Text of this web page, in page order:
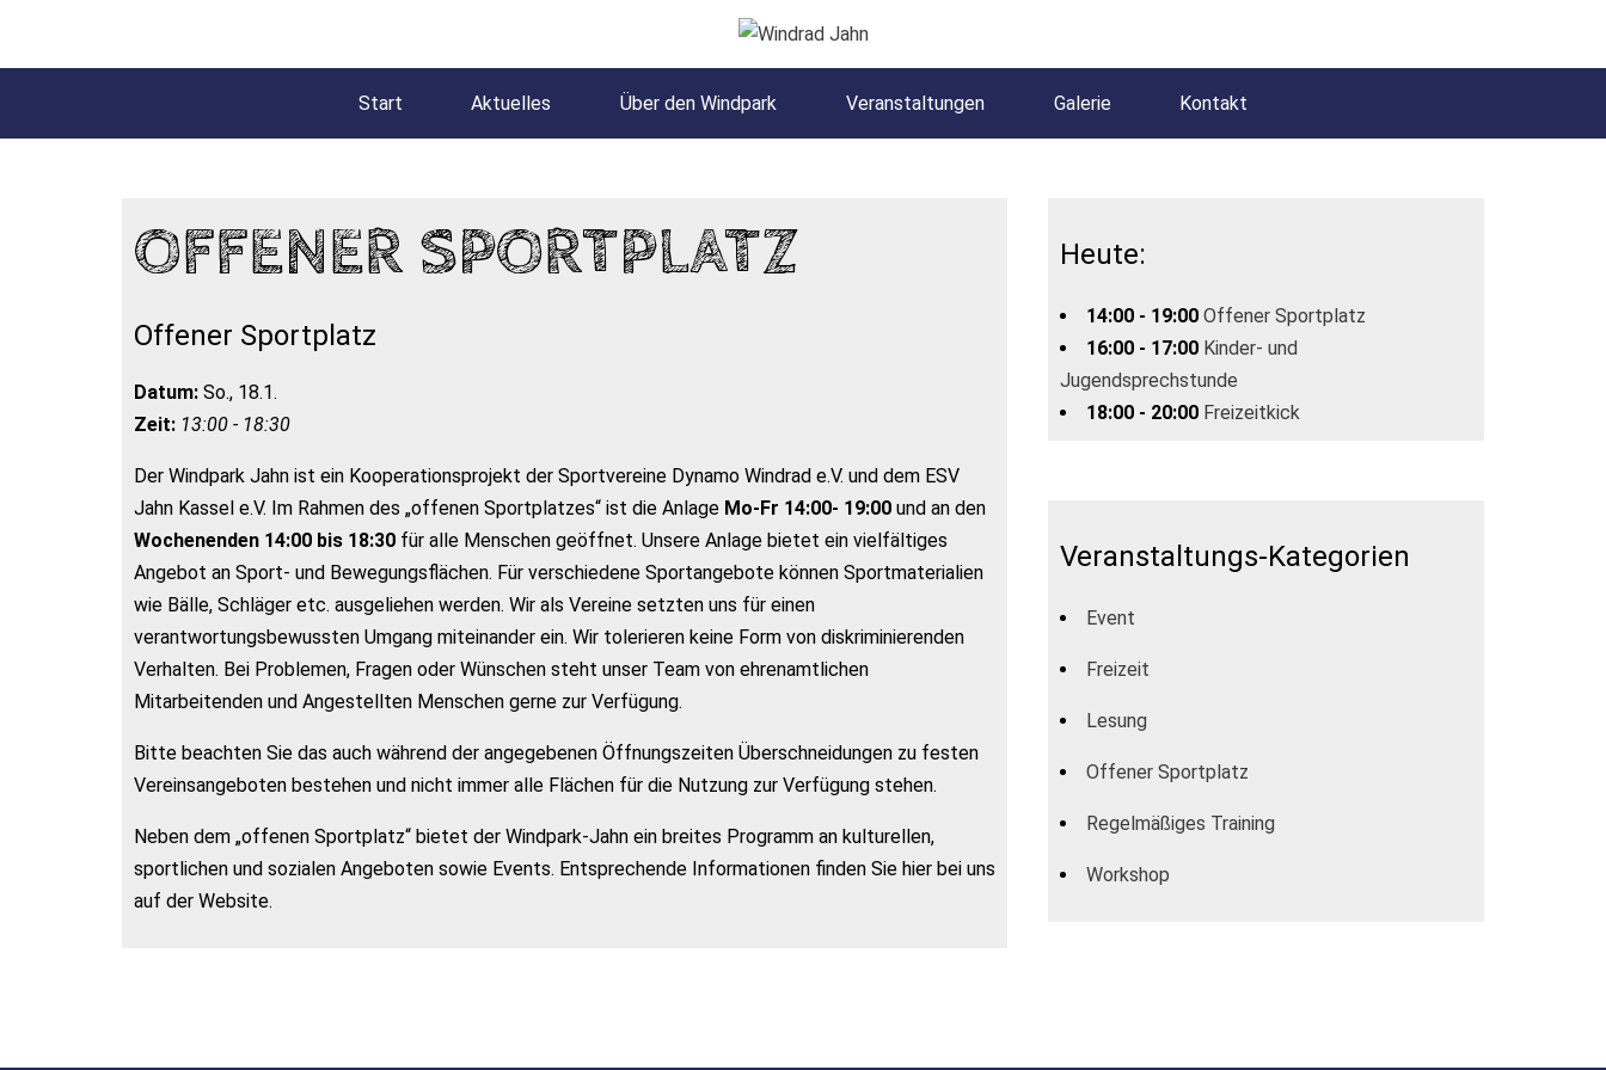
Start Aktuelles Über den Windpark Veranstaltungen Galerie Kontakt
OFFENER SPORTPLATZ
Offener Sportplatz
Datum: So., 18.1.
Zeit: 13:00 - 18:30
Der Windpark Jahn ist ein Kooperationsprojekt der Sportvereine Dynamo Windrad e.V. und dem ESV
Jahn Kassel e.V. Im Rahmen des „offenen Sportplatzes“ ist die Anlage Mo-Fr 14:00- 19:00 und an den
Wochenenden 14:00 bis 18:30 für alle Menschen geöffnet. Unsere Anlage bietet ein vielfältiges
Angebot an Sport- und Bewegungsflächen. Für verschiedene Sportangebote können Sportmaterialien
wie Bälle, Schläger etc. ausgeliehen werden. Wir als Vereine setzten uns für einen
verantwortungsbewussten Umgang miteinander ein. Wir tolerieren keine Form von diskriminierenden
Verhalten. Bei Problemen, Fragen oder Wünschen steht unser Team von ehrenamtlichen
Mitarbeitenden und Angestellten Menschen gerne zur Verfügung.
Bitte beachten Sie das auch während der angegebenen Öffnungszeiten Überschneidungen zu festen
Vereinsangeboten bestehen und nicht immer alle Flächen für die Nutzung zur Verfügung stehen.
Neben dem „offenen Sportplatz“ bietet der Windpark-Jahn ein breites Programm an kulturellen,
sportlichen und sozialen Angeboten sowie Events. Entsprechende Informationen finden Sie hier bei uns
auf der Website.
Heute:
14:00 - 19:00 Offener Sportplatz
16:00 - 17:00 Kinder- und
Jugendsprechstunde
18:00 - 20:00 Freizeitkick
Veranstaltungs-Kategorien
Event
Freizeit
Lesung
Offener Sportplatz
Regelmäßiges Training
Workshop